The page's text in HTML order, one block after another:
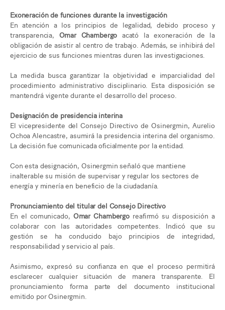
Exoneración de funciones durante la investigación
En atención a los principios de legalidad, debido proceso y
transparencia, Omar Chambergo acató la exoneración de la
obligación de asistir al centro de trabajo. Además, se inhibirá del
ejercicio de sus funciones mientras duren las investigaciones.
La medida busca garantizar la objetividad e imparcialidad del
procedimiento administrativo disciplinario. Esta disposición se
mantendrá vigente durante el desarrollo del proceso.
Designación de presidencia interina
El vicepresidente del Consejo Directivo de Osinergmin, Aurelio
Ochoa Alencastre, asumirá la presidencia interina del organismo.
La decisión fue comunicada oficialmente por la entidad.
Con esta designación, Osinergmin señaló que mantiene
inalterable su misión de supervisar y regular los sectores de
energía y minería en beneficio de la ciudadanía.
Pronunciamiento del titular del Consejo Directivo
En el comunicado, Omar Chambergo reafirmó su disposición a
colaborar con las autoridades competentes. Indicó que su
gestión se ha conducido bajo principios de integridad,
responsabilidad y servicio al país.
Asimismo, expresó su confianza en que el proceso permitirá
esclarecer cualquier situación de manera transparente. El
pronunciamiento forma parte del documento institucional
emitido por Osinergmin.